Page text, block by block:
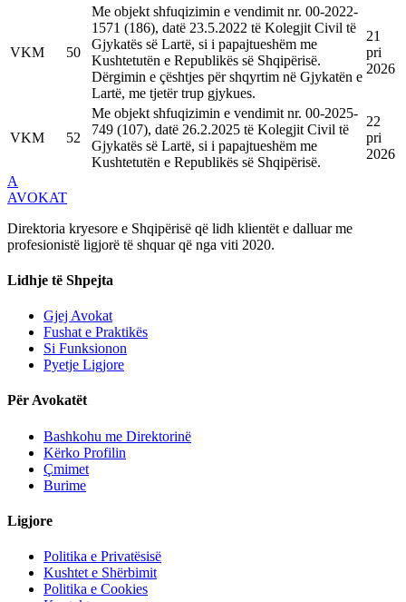
VKM 50
Me objekt shfuqizimin e vendimit nr. 00-2022-
1571 (186), datë 23.5.2022 të Kolegjit Civil të
Gjykatës së Lartë, si i papajtueshëm me
Kushtetutën e Republikës së Shqipërisë.
Dërgimin e çështjes për shqyrtim në Gjykatën e
Lartë, me tjetër trup gjykues.
21
pri
2026
VKM 52
Me objekt shfuqizimin e vendimit nr. 00-2025-
749 (107), datë 26.2.2025 të Kolegjit Civil të
Gjykatës së Lartë, si i papajtueshëm me
Kushtetutën e Republikës së Shqipërisë.
22
pri
2026
A
AVOKAT
Direktoria kryesore e Shqipërisë që lidh klientët e dalluar me
profesionistë ligjorë të shquar që nga viti 2020.
Lidhje të Shpejta
Gjej Avokat
Fushat e Praktikës
Si Funksionon
Pyetje Ligjore
Për Avokatët
Bashkohu me Direktorinë
Kërko Profilin
Çmimet
Burime
Ligjore
Politika e Privatësisë
Kushtet e Shërbimit
Politika e Cookies